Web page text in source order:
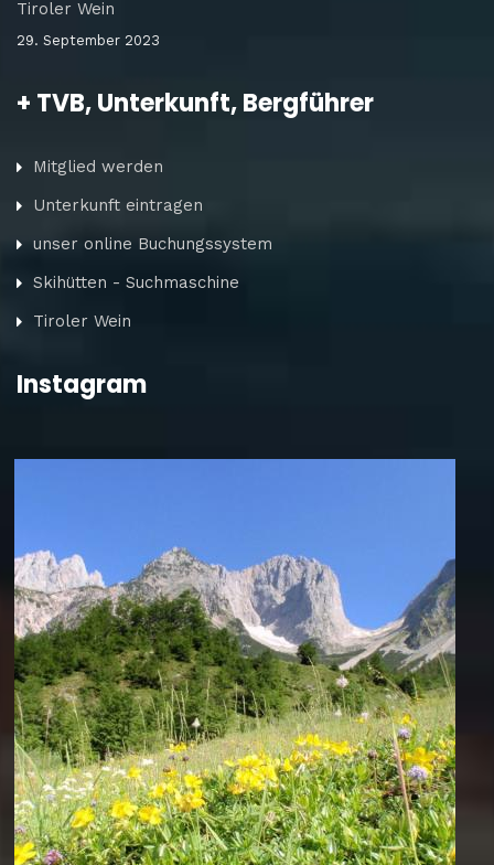
Tiroler Wein
29. September 2023
+ TVB, Unterkunft, Bergführer
Mitglied werden
Unterkunft eintragen
unser online Buchungssystem
Skihütten - Suchmaschine
Tiroler Wein
Instagram